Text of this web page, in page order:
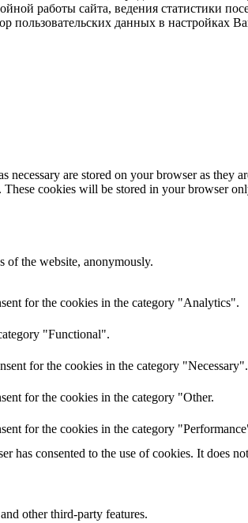
работы сайта, ведения статистики
данных в настройках
are stored on your browser as they
These cookies will be stored in your browser
of the website, anonymously.
for the cookies in the category "Analytics".
"Functional".
for the cookies in the category "Necessary".
for the cookies in the category "Other.
for the cookies in the category
has consented to the use of cookies. It does
other third-party features.